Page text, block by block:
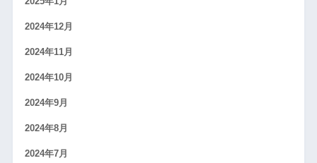
2024年12月
2024年11月
2024年10月
2024年9月
2024年8月
2024年7月